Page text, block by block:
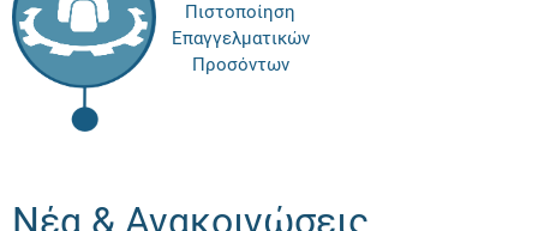
Πιστοποίηση
Επαγγελματικών
Προσόντων
Νέα & Ανακοινώσεις